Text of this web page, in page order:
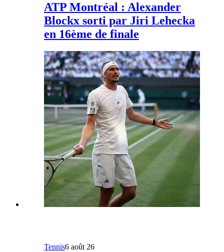
ATP Montréal : Alexander
Blockx sorti par Jiri Lehecka
en 16ème de finale
Tennis6 août 26